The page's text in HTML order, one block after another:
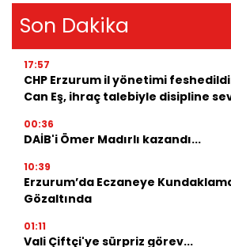
Son Dakika
17:57
CHP Erzurum il yönetimi
Can Eş, ihraç talebiyle disipline
00:36
DAİB'i Ömer Madırlı kazandı...
10:39
Erzurum’da Eczaneye
Gözaltında
01:11
Vali Çiftçi'ye sürpriz görev...